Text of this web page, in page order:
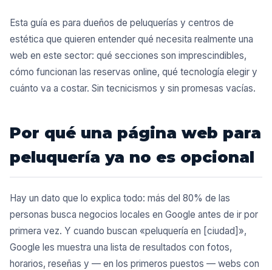
Esta guía es para dueños de peluquerías y centros de
estética que quieren entender qué necesita realmente una
web en este sector: qué secciones son imprescindibles,
cómo funcionan las reservas online, qué tecnología elegir y
cuánto va a costar. Sin tecnicismos y sin promesas vacías.
Por qué una página web para
peluquería ya no es opcional
Hay un dato que lo explica todo: más del 80% de las
personas busca negocios locales en Google antes de ir por
primera vez. Y cuando buscan «peluquería en [ciudad]»,
Google les muestra una lista de resultados con fotos,
horarios, reseñas y — en los primeros puestos — webs con